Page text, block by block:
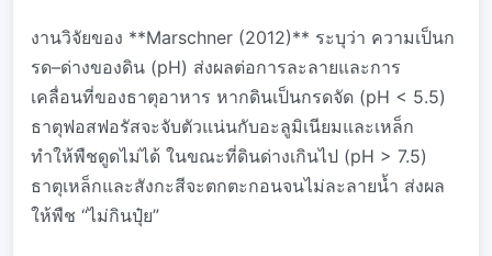
งานวิจัยของ **Marschner (2012)** ระบุว่า ความเป็นก
รด–ด่างของดิน (pH) ส่งผลต่อการละลายและการ
เคลื่อนที่ของธาตุอาหาร หากดินเป็นกรดจัด (pH < 5.5)
ธาตุฟอสฟอรัสจะจับตัวแน่นกับอะลูมิเนียมและเหล็ก
ทำให้พืชดูดไม่ได้ ในขณะที่ดินด่างเกินไป (pH > 7.5)
ธาตุเหล็กและสังกะสีจะตกตะกอนจนไม่ละลายน้ำ ส่งผล
ให้พืช “ไม่กินปุ๋ย”